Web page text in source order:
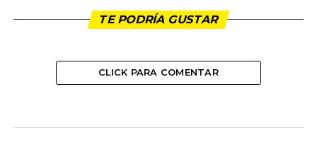
TE PODRÍA GUSTAR
CLICK PARA COMENTAR